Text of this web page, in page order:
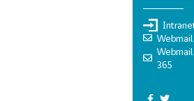
Webmail
Webmail
365